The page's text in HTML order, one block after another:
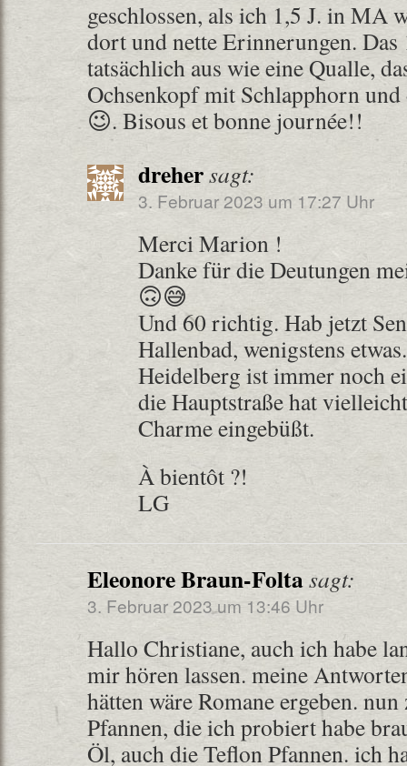
geschlossen, als ich 1,5 J. in MA
dort und nette Erinnerungen. Das
tatsächlich aus wie eine Qualle,
Ochsenkopf mit Schlapphorn
😉. Bisous et bonne journée!!
drehersagt:
3. Februar 2023 um 17:27 Uhr
Merci Marion !
Danke für die Deutungen
🙃😅
Und 60 richtig. Hab jetzt
Hallenbad, wenigstens etwas.
Heidelberg ist immer noch
die Hauptstraße hat
Charme eingebüßt.
À bientôt ?!
LG
Eleonore Braun-Foltasagt:
3. Februar 2023 um 13:46 Uhr
Hallo Christiane, auch ich habe
mir hören lassen. meine
hätten wäre Romane ergeben.
Pfannen, die ich probiert habe
Öl, auch die Teflon Pfannen. ich